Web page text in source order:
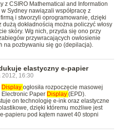
z CSIRO Mathematical and Information
Sydney nawiązali współpracę z
i stworzyli oprogramowanie, dzięki
dużą dokładnością można policzyć włosy
skóry. Wg nich, przyda się ono przy
przywracających owłosienie
na pozbywaniu się go (depilacja).
elastyczny e-papier
2012, 16:30
Display ogłosiła rozpoczęcie masowej
Paper Display (EPD).
on technologię e-ink oraz elastyczne
dzięki któremu możliwe jest
papieru pod kątem nawet 40 stopni